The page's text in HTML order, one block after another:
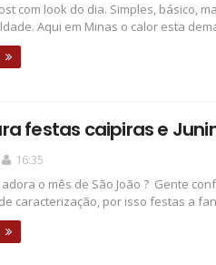
com look do dia. Simples, básico,
Aqui em Minas o calor esta
festas caipiras e
16:35
o mês de São João ? Gente
caracterização, por isso festas a